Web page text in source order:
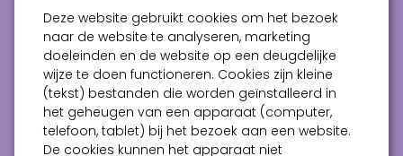
Maandag
Gesloten
Dinsdag
10:00 - 17:00
Woensdag
10:00 - 17:00
Donderdag
10:00 - 17:00
Vrijdag
10:00 - 17:00
Zaterdag
10:00 - 17:00
Deze website gebruikt cookies om het bezoek
naar de website te analyseren, marketing
doeleinden en de website op een deugdelijke
wijze te doen functioneren. Cookies zijn kleine
(tekst) bestanden die worden geïnstalleerd in
het geheugen van een apparaat (computer,
telefoon, tablet) bij het bezoek aan een website.
De cookies kunnen het apparaat niet